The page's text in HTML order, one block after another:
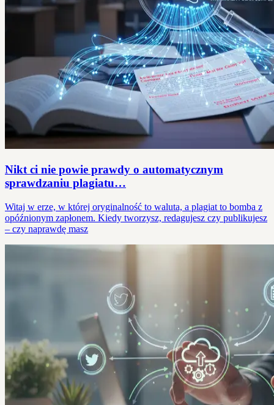
Nikt ci nie powie prawdy o automatycznym
sprawdzaniu plagiatu…
Witaj w erze, w której oryginalność to waluta, a plagiat to bomba z
opóźnionym zapłonem. Kiedy tworzysz, redagujesz czy publikujesz
– czy naprawdę masz